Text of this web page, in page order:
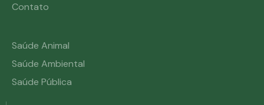
Contato
Saúde Animal
Saúde Ambiental
Saúde Pública